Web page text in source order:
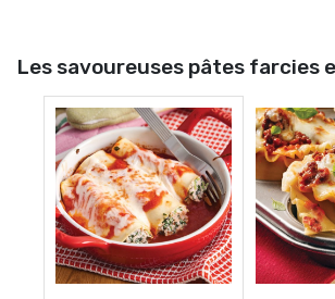
Les savoureuses pâtes farcies